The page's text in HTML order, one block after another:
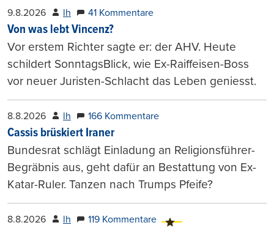
9.8.2026 lh 41 Kommentare
Von was lebt Vincenz?
Vor erstem Richter sagte er: der AHV. Heute
schildert SonntagsBlick, wie Ex-Raiffeisen-Boss
vor neuer Juristen-Schlacht das Leben geniesst.
8.8.2026 lh 166 Kommentare
Cassis brüskiert Iraner
Bundesrat schlägt Einladung an Religionsführer-
Begräbnis aus, geht dafür an Bestattung von Ex-
Katar-Ruler. Tanzen nach Trumps Pfeife?
8.8.2026 lh 119 Kommentare